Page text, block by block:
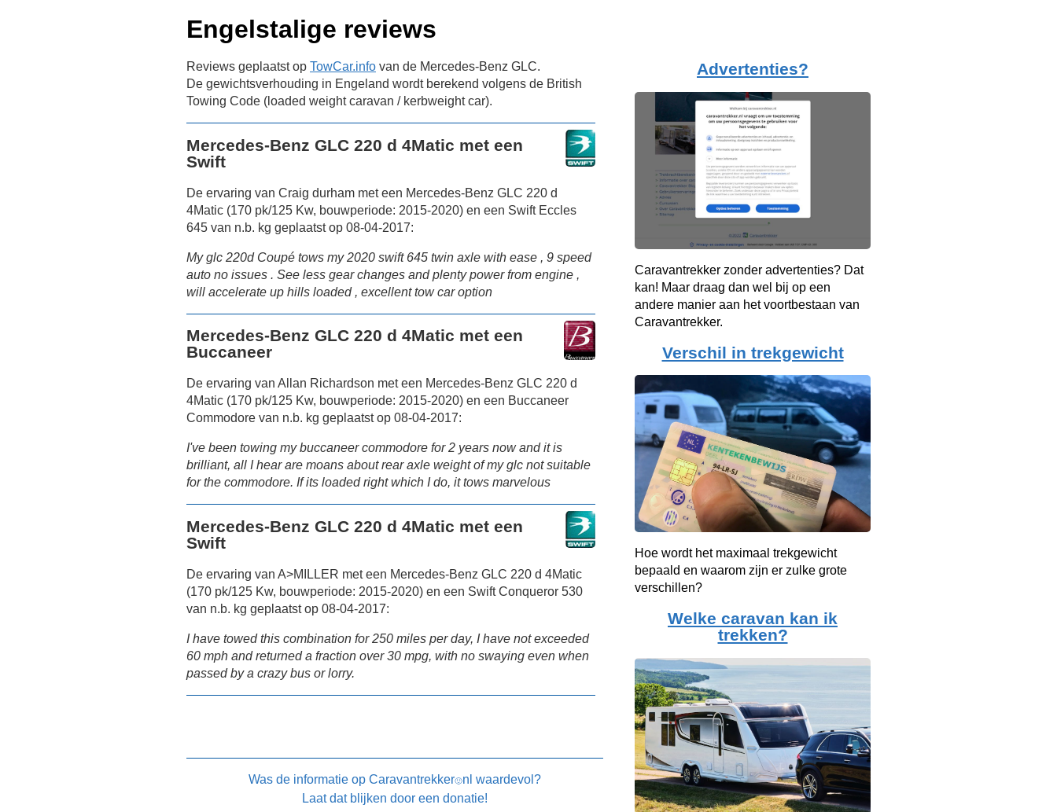
Engelstalige reviews
Reviews geplaatst op TowCar.info van de Mercedes-Benz GLC.
De gewichtsverhouding in Engeland wordt berekend volgens de British
Towing Code (loaded weight caravan / kerbweight car).
Mercedes-Benz GLC 220 d 4Matic met een
Swift
De ervaring van Craig durham met een Mercedes-Benz GLC 220 d
4Matic (170 pk/125 Kw, bouwperiode: 2015-2020) en een Swift Eccles
645 van n.b. kg geplaatst op 08-04-2017:
My glc 220d Coupé tows my 2020 swift 645 twin axle with ease , 9 speed
auto no issues . See less gear changes and plenty power from engine ,
will accelerate up hills loaded , excellent tow car option
Mercedes-Benz GLC 220 d 4Matic met een
Buccaneer
De ervaring van Allan Richardson met een Mercedes-Benz GLC 220 d
4Matic (170 pk/125 Kw, bouwperiode: 2015-2020) en een Buccaneer
Commodore van n.b. kg geplaatst op 08-04-2017:
I've been towing my buccaneer commodore for 2 years now and it is
brilliant, all I hear are moans about rear axle weight of my glc not suitable
for the commodore. If its loaded right which I do, it tows marvelous
Mercedes-Benz GLC 220 d 4Matic met een
Swift
De ervaring van A>MILLER met een Mercedes-Benz GLC 220 d 4Matic
(170 pk/125 Kw, bouwperiode: 2015-2020) en een Swift Conqueror 530
van n.b. kg geplaatst op 08-04-2017:
I have towed this combination for 250 miles per day, I have not exceeded
60 mph and returned a fraction over 30 mpg, with no swaying even when
passed by a crazy bus or lorry.
Advertenties?
Caravantrekker zonder advertenties? Dat
kan! Maar draag dan wel bij op een
andere manier aan het voortbestaan van
Caravantrekker.
Verschil in trekgewicht
Hoe wordt het maximaal trekgewicht
bepaald en waarom zijn er zulke grote
verschillen?
Welke caravan kan ik
trekken?
Was de informatie op Caravantrekker🙂nl waardevol?
Laat dat blijken door een donatie!